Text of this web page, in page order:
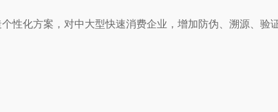
化方案，对中大型快速消费企业，增加防伪、溯源、验